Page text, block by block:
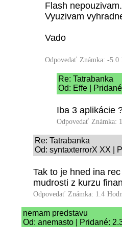
Flash nepouzivam.
Vyuzivam
Vado
Odpovedať Známka: -5.0
Re: Tatrabanka
Od: Effe |
Iba 3 aplikácie
Odpovedať Známka:
Re: Tatrabanka
Od: syntaxterrorX XX |
Tak to je hned ina
mudrosti z kurzu
Odpovedať Známka: 1.4
nemam predstavu
Od: anemasto | Pridané: